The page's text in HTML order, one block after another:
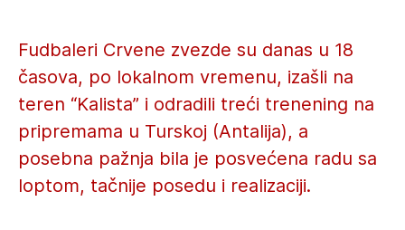
Fudbaleri Crvene zvezde su danas u 18
časova, po lokalnom vremenu, izašli na
teren “Kalista” i odradili treći trenening na
pripremama u Turskoj (Antalija), a
posebna pažnja bila je posvećena radu sa
loptom, tačnije posedu i realizaciji.